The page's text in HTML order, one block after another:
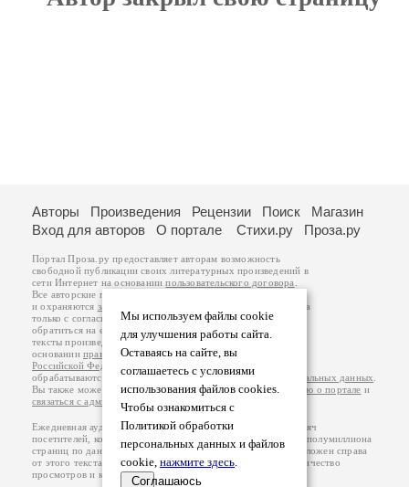
Мы используем файлы cookie
для улучшения работы сайта.
Оставаясь на сайте, вы
соглашаетесь с условиями
использования файлов cookies.
Чтобы ознакомиться с
Политикой обработки
персональных данных и файлов
cookie, нажмите здесь.
Соглашаюсь
Авторы Произведения Рецензии Поиск
Магазин
Вход для авторов
О портале Стихи.ру Проза.ру
Портал Проза.ру предоставляет авторам возможность
свободной публикации своих литературных произведений в
сети Интернет на основаниипользовательского договора
Все авторские права на произведения принадлежат авторам
и охраняются законом
. Перепечатка произведений возможна
только с согласия его автора, к которому вы можете
обратиться на его авторской странице. Ответственность за
тексты произведений авторы несут самостоятельно на
основанииправил публикацииизаконодательства
Российской Федерации
обрабатываются на основанииПолитики обработки персональных данных
Вы также можете посмотреть более подробнуюинформацию о портале и
связаться с администрацией
Ежедневная аудитория портала Проза.ру – порядка 100 тысяч
посетителей, которые в общей сумме просматривают более полумиллиона
страниц по данным счетчика посещаемости, который расположен справа
от этого текста. В каждой графе указано по две цифры: количество
просмотров и количество посетителей.